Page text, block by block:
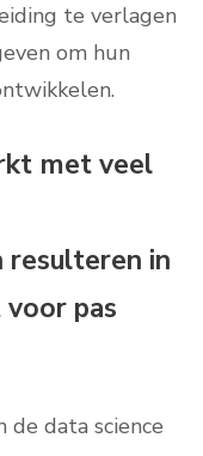
te verlagen
om hun
met veel
resulteren in
pas
data science